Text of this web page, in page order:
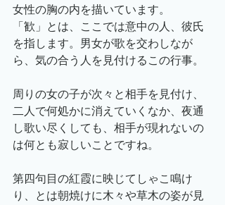
女性の胸の内を描いています。
「歓」とは、ここでは意中の人、彼氏
を指します。男女が歌を交わしなが
ら、気の合う人を見付けるこの行事。
周りの女の子が次々と相手を見付け、
二人で何処かに消えていくなか、夜通
し歌い尽くしても、相手が現れないの
は何とも寂しいことですね。
第四句目の紅霞に映じてしゃこ鳴け
り、とは朝焼けに木々や草木の姿が見